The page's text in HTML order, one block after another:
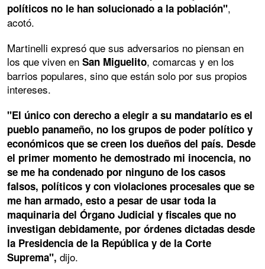
políticos no le han solucionado a la población",
acotó.
Martinelli expresó que sus adversarios no piensan en
los que viven en San Miguelito, comarcas y en los
barrios populares, sino que están solo por sus propios
intereses.
"El único con derecho a elegir a su mandatario es el
pueblo panameño, no los grupos de poder político y
económicos que se creen los dueños del país. Desde
el primer momento he demostrado mi inocencia, no
se me ha condenado por ninguno de los casos
falsos, políticos y con violaciones procesales que se
me han armado, esto a pesar de usar toda la
maquinaria del Órgano Judicial y fiscales que no
investigan debidamente, por órdenes dictadas desde
la Presidencia de la República y de la Corte
Suprema", dijo.